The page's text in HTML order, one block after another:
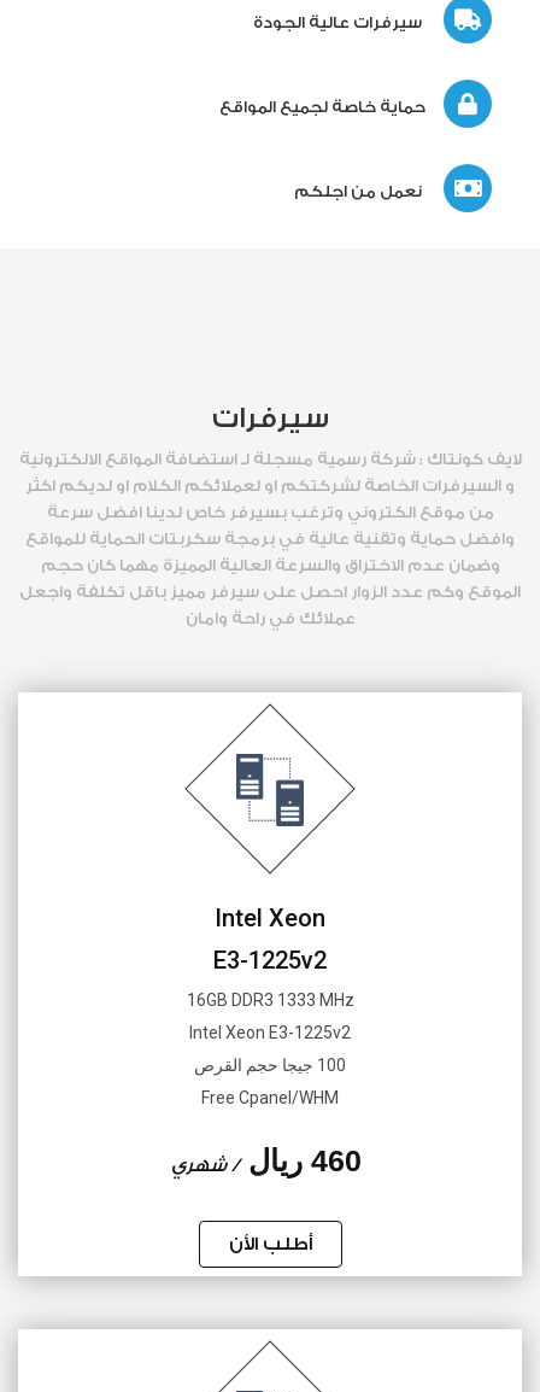
سيرفرات عالية الجودة
حماية خاصة لجميع المواقع
نعمل من اجلكم
سيرفرات
لايف كونتاك : شركة رسمية مسجلة لـ استضافة المواقع الالكترونية
و السيرفرات الخاصة لشركتكم او لعملائكم الكلام او لديكم اكثر
من موقع الكتروني وترغب بسيرفر خاص لدينا افضل سرعة
وافضل حماية وتقنية عالية في برمجة سكربتات الحماية للمواقع
وضمان عدم الاختراق والسرعة العالية المميزة مهما كان حجم
الموقع وكم عدد الزوار احصل على سيرفر مميز باقل تكلفة واجعل
عملائك في راحة وامان
Intel Xeon
E3-1225v2
16GB DDR3 1333 MHz
Intel Xeon E3-1225v2
100 جيجا حجم القرص
Free Cpanel/WHM
460 ريال / شهري
أطلب الأن